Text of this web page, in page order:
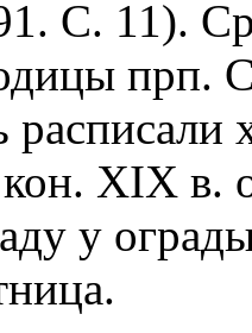
С. 11).
прп.
XIX в.
у